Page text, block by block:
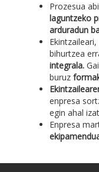
Prozesua
laguntzeko
arduradun
bihurtzea
integrala.
buruz
enpresa
egin ahal
Enpresa